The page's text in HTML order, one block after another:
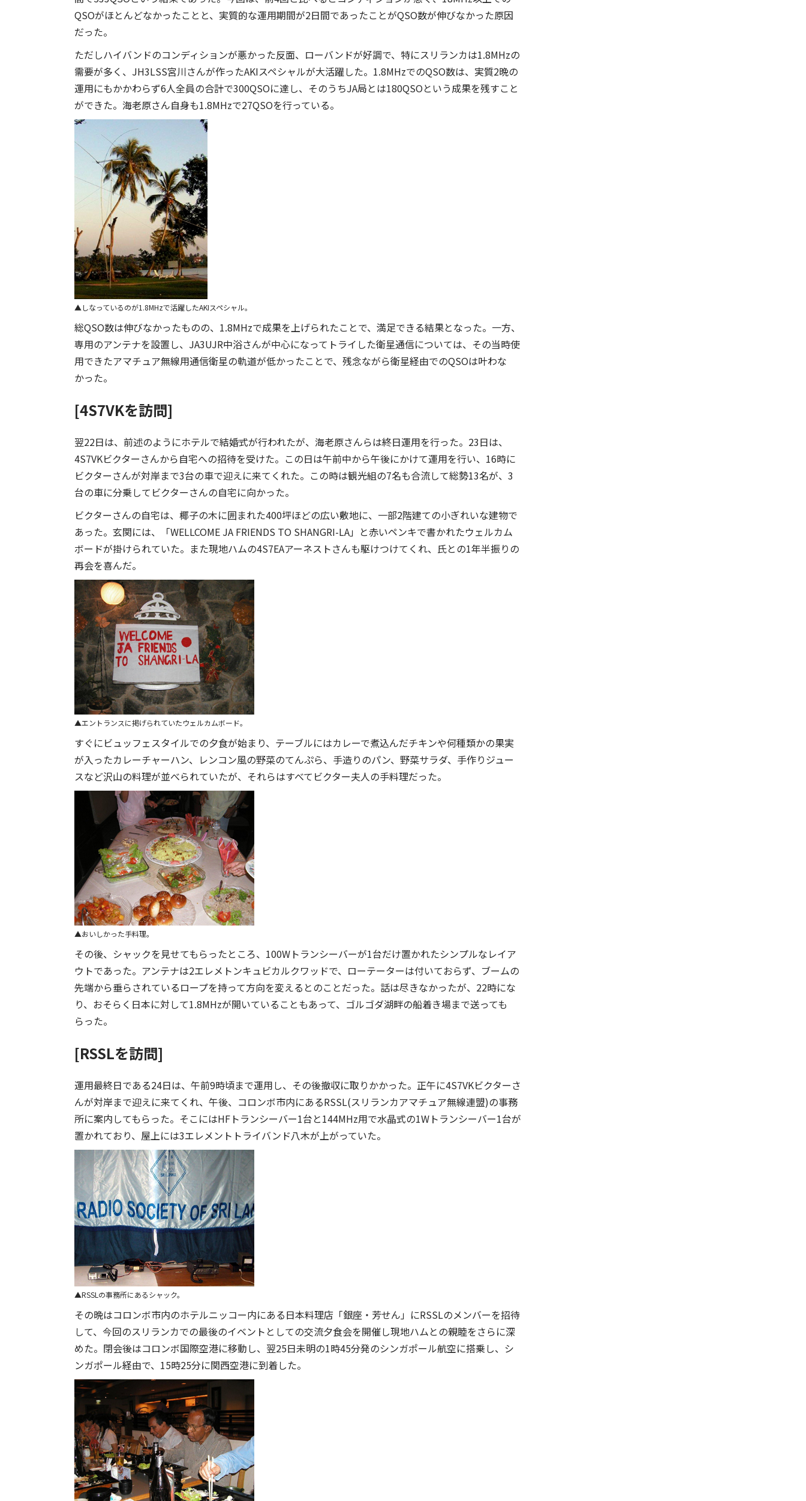
QSOがほとんどなかったことと、実質的な運用期間が2日間であったことがQSO数が伸びなかった原因
だった。
ただしハイバンドのコンディションが悪かった反面、ローバンドが好調で、特にスリランカは1.8MHzの
需要が多く、JH3LSS宮川さんが作ったAKIスペシャルが大活躍した。1.8MHzでのQSO数は、実質2晩の
運用にもかかわらず6人全員の合計で300QSOに達し、そのうちJA局とは180QSOという成果を残すこと
ができた。海老原さん自身も1.8MHzで27QSOを行っている。
しなっているのが1.8MHzで活躍したAKIスペシャル。
総QSO数は伸びなかったものの、1.8MHzで成果を上げられたことで、満足できる結果となった。一方、
専用のアンテナを設置し、JA3UJR中浴さんが中心になってトライした衛星通信については、その当時使
用できたアマチュア無線用通信衛星の軌道が低かったことで、残念ながら衛星経由でのQSOは叶わな
かった。
[4S7VKを訪問]
翌22日は、前述のようにホテルで結婚式が行われたが、海老原さんらは終日運用を行った。23日は、
4S7VKビクターさんから自宅への招待を受けた。この日は午前中から午後にかけて運用を行い、16時に
ビクターさんが対岸まで3台の車で迎えに来てくれた。この時は観光組の7名も合流して総勢13名が、3
台の車に分乗してビクターさんの自宅に向かった。
ビクターさんの自宅は、椰子の木に囲まれた400坪ほどの広い敷地に、一部2階建ての小ぎれいな建物で
あった。玄関には、「WELLCOME JA FRIENDS TO SHANGRI-LA」と赤いペンキで書かれたウェルカム
ボードが掛けられていた。また現地ハムの4S7EAアーネストさんも駆けつけてくれ、氏との1年半振りの
再会を喜んだ。
エントランスに掲げられていたウェルカムボード。
すぐにビュッフェスタイルでの夕食が始まり、テーブルにはカレーで煮込んだチキンや何種類かの果実
が入ったカレーチャーハン、レンコン風の野菜のてんぷら、手造りのパン、野菜サラダ、手作りジュー
スなど沢山の料理が並べられていたが、それらはすべてビクター夫人の手料理だった。
おいしかった手料理。
その後、シャックを見せてもらったところ、100Wトランシーバーが1台だけ置かれたシンプルなレイア
ウトであった。アンテナは2エレメトンキュビカルクワッドで、ローテーターは付いておらず、ブームの
先端から垂らされているロープを持って方向を変えるとのことだった。話は尽きなかったが、22時にな
り、おそらく日本に対して1.8MHzが開いていることもあって、ゴルゴダ湖畔の船着き場まで送っても
らった。
[RSSLを訪問]
運用最終日である24日は、午前9時頃まで運用し、その後撤収に取りかかった。正午に4S7VKビクターさ
んが対岸まで迎えに来てくれ、午後、コロンボ市内にあるRSSL(スリランカアマチュア無線連盟)の事務
所に案内してもらった。そこにはHFトランシーバー1台と144MHz用で水晶式の1Wトランシーバー1台が
置かれており、屋上には3エレメントトライバンド八木が上がっていた。
RSSLの事務所にあるシャック。
その晩はコロンボ市内のホテルニッコー内にある日本料理店「銀座・芳せん」にRSSLのメンバーを招待
して、今回のスリランカでの最後のイベントとしての交流夕食会を開催し現地ハムとの親睦をさらに深
めた。閉会後はコロンボ国際空港に移動し、翌25日未明の1時45分発のシンガポール航空に搭乗し、シ
ンガポール経由で、15時25分に関西空港に到着した。